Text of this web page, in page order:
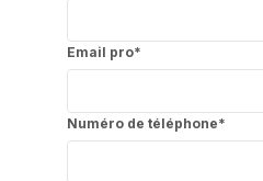
Email pro*
Numéro de téléphone*